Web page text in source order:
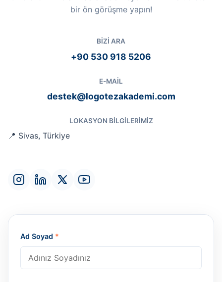
bir ön görüşme yapın!
BIZI ARA
+90 530 918 5206
E-MAIL
destek@logotezakademi.com
LOKASYON BILGILERIMIZ
📍 Sivas, Türkiye
Ad Soyad *